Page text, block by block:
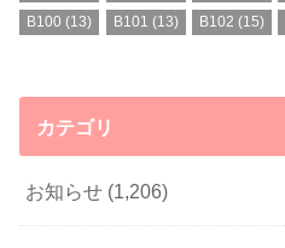
B100 (13) B101 (13) B102 (15)
カテゴリ
お知らせ (1,206)